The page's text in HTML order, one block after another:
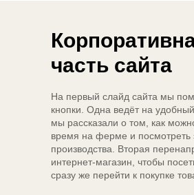
часть сайта
На первый слайд сайта мы
кнопки. Одна ведёт на удобный
мы рассказали о том, как
время на ферме и посмотреть
производства. Вторая
интернет-магазин, чтобы
сразу же перейти к покупке